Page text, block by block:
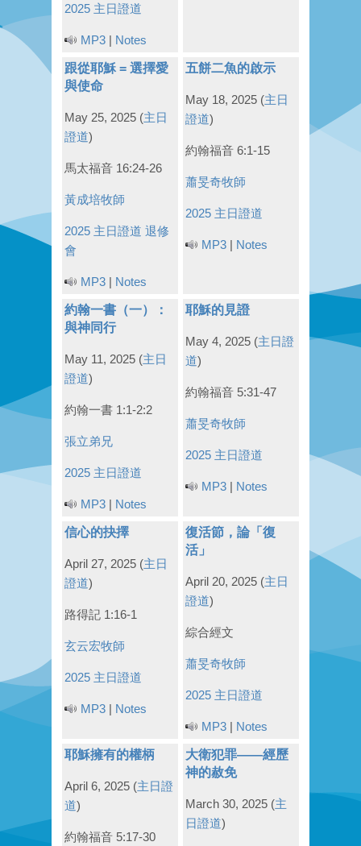
2025 主日證道
MP3 | Notes
跟從耶穌 = 選擇愛
與使命
May 25, 2025 (主日
證道)
馬太福音 16:24-26
黃成培牧師
2025 主日證道 退修
會
MP3 | Notes
五餅二魚的啟示
May 18, 2025 (主日
證道)
約翰福音 6:1-15
蕭旻奇牧師
2025 主日證道
MP3 | Notes
約翰一書（一）：
與神同行
May 11, 2025 (主日
證道)
約翰一書 1:1-2:2
張立弟兄
2025 主日證道
MP3 | Notes
耶穌的見證
May 4, 2025 (主日證
道)
約翰福音 5:31-47
蕭旻奇牧師
2025 主日證道
MP3 | Notes
信心的抉擇
April 27, 2025 (主日
證道)
路得記 1:16-1
玄云宏牧師
2025 主日證道
MP3 | Notes
復活節，論「復
活」
April 20, 2025 (主日
證道)
綜合經文
蕭旻奇牧師
2025 主日證道
MP3 | Notes
耶穌擁有的權柄
April 6, 2025 (主日證
道)
約翰福音 5:17-30
大衛犯罪——經歷
神的赦免
March 30, 2025 (主
日證道)